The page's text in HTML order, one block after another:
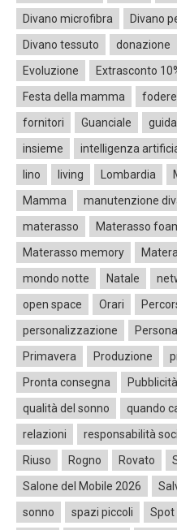
Divano microfibra
Divano
Divano tessuto
donazione
Evoluzione
Extrasconto
Festa della mamma
fornitori
Guanciale
insieme
intelligenza
lino
living Lombardia
Mamma
manutenzione
materasso
Materasso
Materasso memory
mondo notte
Natale
open space
Orari
personalizzazione
Primavera
Produzione
Pronta consegna
Pubblicità
qualità del sonno
quando
relazioni
responsabilità
Riuso
Rogno Rovato
Salone del Mobile 2026
sonno
spazi piccoli Spot